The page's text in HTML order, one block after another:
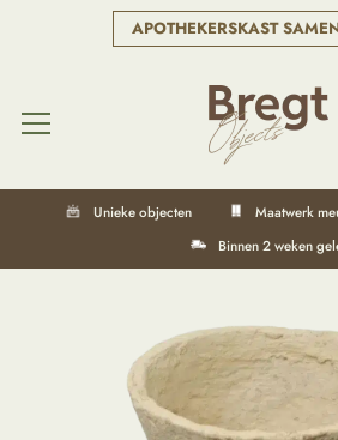
APOTHEKERSKAST
Unieke objecten Maatwerk
Binnen 2 weken